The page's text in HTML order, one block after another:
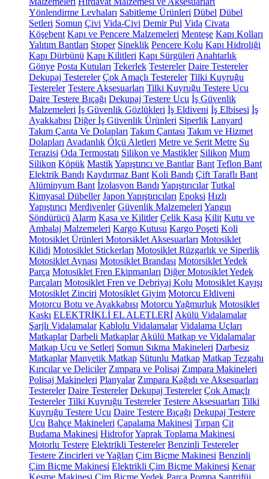
Yönlendirme Levhaları Sabitleme Ürünleri Dübel Dübel
Setleri Somun Çivi Vida-Çivi Demir Pul Vida Civata
Köşebent Kapı ve Pencere Malzemeleri Menteşe Kapı Kolları
Yalıtım Bantları Stoper Sineklik Pencere Kolu Kapı Hidroliği
Kapı Dürbünü Kapı Kilitleri Kapı Sürgüleri Anahtarlık
Gönye Posta Kutuları Tekerlek Testereler Daire Testereler
Dekupaj Testereler Çok Amaçlı Testereler Tilki Kuyruğu
Testereler Testere Aksesuarları Tilki Kuyruğu Testere Ucu
Daire Testere Bıçağı Dekupaj Testere Ucu İş Güvenlik
Malzemeleri İş Güvenlik Gözlükleri İş Eldiveni İş Elbisesi İş
Ayakkabısı Diğer İş Güvenlik Ürünleri Siperlik Lanyard
Takım Çanta Ve Dolapları Takım Çantası Takım ve Hizmet
Dolapları Avadanlık Ölçü Aletleri Metre ve Şerit Metre Su
Terazisi Oda Termostatı Silikon ve Mastikler Silikon Mum
Silikon Köpük MastikYapıştırıcı ve Bantlar Bant Teflon Bant
Elektrik Bandı Kaydırmaz Bant Koli Bandı Çift Taraflı Bant
Alüminyum Bant İzolasyon Bandı Yapıştırıcılar Tutkal
Kimyasal Dübeller Japon Yapıştırıcıları Epoksi Hızlı
Yapıştırıcı Merdivenler Güvenlik Malzemeleri Yangın
Söndürücü Alarm Kasa ve Kilitler Çelik Kasa Kilit Kutu ve
Ambalaj Malzemeleri Kargo Kutusu Kargo Poşeti Koli
Motosiklet Ürünleri Motorsiklet Aksesuarları Motosiklet
Kilidi Motosiklet Stickerları Motosiklet Rüzgarlık ve Siperlik
Motosiklet Aynası Motosiklet Brandası Motorsiklet Yedek
Parça Motosiklet Fren Ekipmanları Diğer Motosiklet Yedek
Parçaları Motosiklet Fren ve Debriyaj Kolu Motosiklet Kayışı
Motosiklet Zinciri Motosiklet Giyim Motorcu Eldiveni
Motorcu Botu ve Ayakkabısı Motorcu Yağmurluk Motosiklet
Kaskı ELEKTRİKLİ EL ALETLERİ Akülü Vidalamalar
Şarjlı Vidalamalar Kablolu Vidalamalar Vidalama Uçları
Matkaplar Darbeli Matkaplar Akülü Matkap ve Vidalamalar
Matkap Ucu ve Setleri Somun Sıkma Makineleri Darbesiz
Matkaplar Manyetik Matkap Sütunlu Matkap Matkap Tezgahı
Kırıcılar ve Deliciler Zımpara ve Polisaj Zımpara Makineleri
Polisaj Makineleri Planyalar Zımpara Kağıdı ve Aksesuarları
Testereler Daire Testereler Dekupaj Testereler Çok Amaçlı
Testereler Tilki Kuyruğu Testereler Testere Aksesuarları Tilki
Kuyruğu Testere Ucu Daire Testere Bıçağı Dekupaj Testere
Ucu Bahçe Makineleri Çapalama Makinesi Tırpan Çit
Budama Makinesi HidroforYaprak Toplama Makinesi
Motorlu Testere Elektrikli Testereler Benzinli Testereler
Testere Zincirleri ve Yağları Çim Biçme Makinesi Benzinli
Çim Biçme Makinesi Elektrikli Çim Biçme Makinesi Kenar
Kesme Makinesi Çim Biçme Yedek Parça Pompa Santrifüj